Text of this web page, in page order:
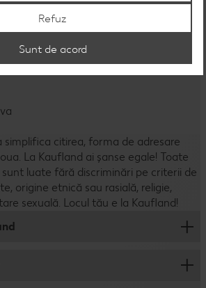
ta la Kaufland
ca noi, o persoană implicată și
să te alături unei echipe construite
simplifica citirea, forma de adresare
La Kaufland ai şanse egale! Toate
luate fără discriminări pe criterii de
origine etnică sau rasială, religie,
sexuală. Locul tău e la Kaufland!
Refuz
Sunt de acord